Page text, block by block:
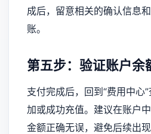
成后，留意相关的确认信息
账。
第五步：验证账户余
支付完成后，回到“费用中心
加或成功充值。建议在账户
金额正确无误，避免后续出